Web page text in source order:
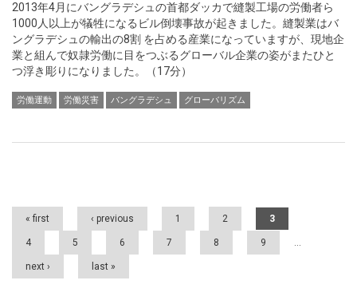
2013年4月にバングラデシュの首都ダッカで縫製工場の労働者ら
1000人以上が犠牲になるビル倒壊事故が起きました。縫製業はバ
ングラデシュの輸出の8割 を占める産業になっていますが、現地企
業と組んで奴隷労働に目をつぶるグローバル企業の姿がまたひと
つ浮き彫りになりました。（17分）
労働運動 労働災害 バングラデシュ グローバリズム
Pages
« first ‹ previous 1 2 3
4 5 6 7 8 9 …
next › last »